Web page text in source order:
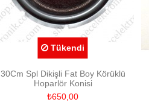
Tükendi
30Cm Spl Dikişli Fat Boy Körüklü
Hoparlör Konisi
₺650,00